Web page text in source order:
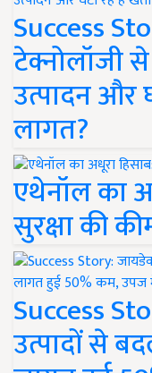
Success
टेक्नोलॉजी
उत्पादन और
लागत?
एथेनॉल का
सुरक्षा की
Success
उत्पादों से